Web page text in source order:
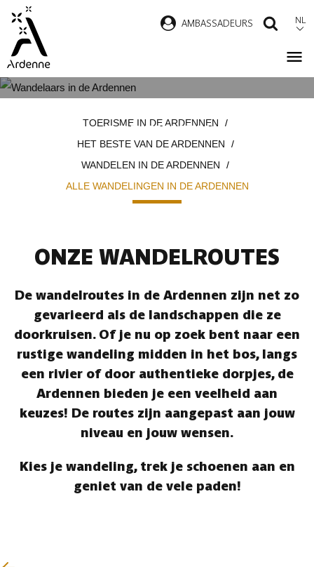
Overslaan
naar
inhoud
AMBASSADEURS NL
ARDENNEN
TOERISME IN DE ARDENNEN
HET BESTE VAN DE ARDENNEN
WANDELEN IN DE ARDENNEN
ALLE WANDELINGEN IN DE ARDENNEN
ONZE WANDELROUTES
De wandelroutes in de Ardennen zijn net zo
gevarieerd als de landschappen die ze
doorkruisen. Of je nu op zoek bent naar een
rustige wandeling midden in het bos, langs
een rivier of door authentieke dorpjes, de
Ardennen bieden je een veelheid aan
keuzes! De routes zijn aangepast aan jouw
niveau en jouw wensen.
Kies je wandeling, trek je schoenen aan en
geniet van de vele paden!